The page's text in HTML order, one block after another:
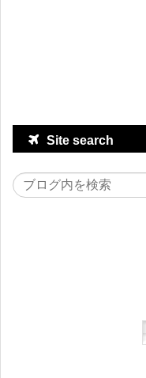
Site search